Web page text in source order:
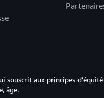
souscrit aux principes
âge.